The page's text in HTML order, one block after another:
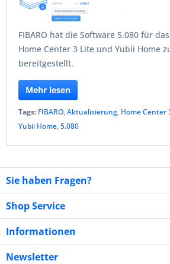
FIBARO hat die Software 5.080 für
Home Center 3 Lite und Yubii Home
bereitgestellt.
Mehr lesen
Tags: FIBARO,Aktualisierung, Home Center
Yubii Home,5.080
Sie haben Fragen?
Shop Service
Informationen
Newsletter